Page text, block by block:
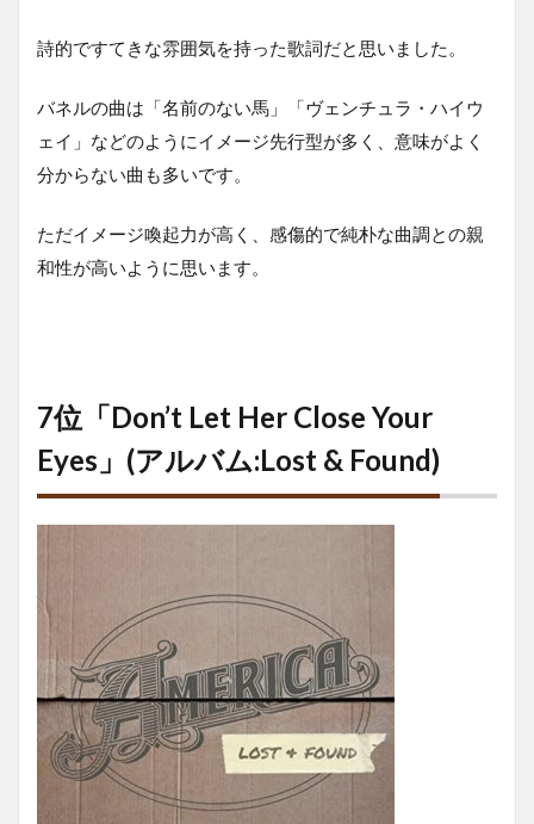
詩的ですてきな雰囲気を持った歌詞だと思いました。
バネルの曲は「名前のない馬」「ヴェンチュラ・ハイウ
ェイ」などのようにイメージ先行型が多く、意味がよく
分からない曲も多いです。
ただイメージ喚起力が高く、感傷的で純朴な曲調との親
和性が高いように思います。
7位「Don’t Let Her Close Your
Eyes」(アルバム:Lost & Found)